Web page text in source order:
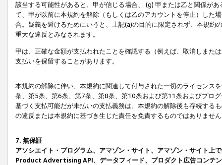
該当する可能性があると、甲が信じる場合、 (g) 甲または乙と関係が
て、甲が以前に本規約を解除（もしくは乙のアカウントを停止）した
合。疑義を避けるためにいうと、上記(a)の目的に限定されず、本規
重大な違反とみなされます。
甲は、正確な金額が支払われたことを確認する（例えば、取消しまた
支払いを保留することがあります。
本規約の解除に伴い、本規約に関連して付与された一切のライセンス
条、第5条、第6条、第7条、第8条、第10条および第11条およびプロ
基づく支払可能だが未払いの支払義務は、本規約の解除後も存続する
の違反または本規約に基づき生じた責任を免責するものではありませ
7. 無保証
アソシエイト・プログラム、アマゾン・サイト、アマゾン・サイト上
Product Advertising API、データフィード、プロダクト広告コンテ